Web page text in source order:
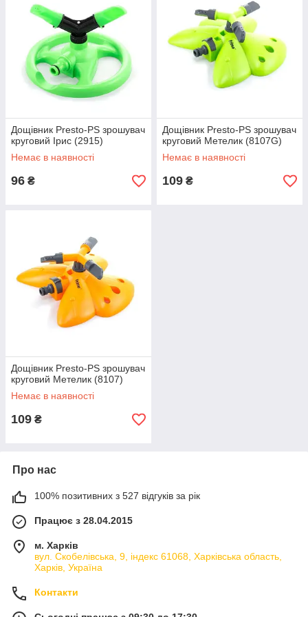
Дощівник Presto-PS зрошувач
круговий Ірис (2915)
Немає в наявності
96 ₴
Дощівник Presto-PS зрошувач
круговий Метелик (8107G)
Немає в наявності
109 ₴
Дощівник Presto-PS зрошувач
круговий Метелик (8107)
Немає в наявності
109 ₴
Про нас
100% позитивних з 527 відгуків за рік
Працює з 28.04.2015
м. Харків
вул. Скобелівська, 9, індекс 61068, Харківська область,
Харків, Україна
Контакти